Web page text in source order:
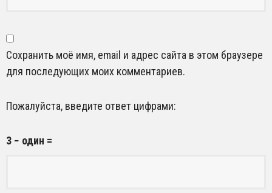
Сохранить моё имя, email и адрес сайта в этом браузере
для последующих моих комментариев.
Пожалуйста, введите ответ цифрами:
3 − один =